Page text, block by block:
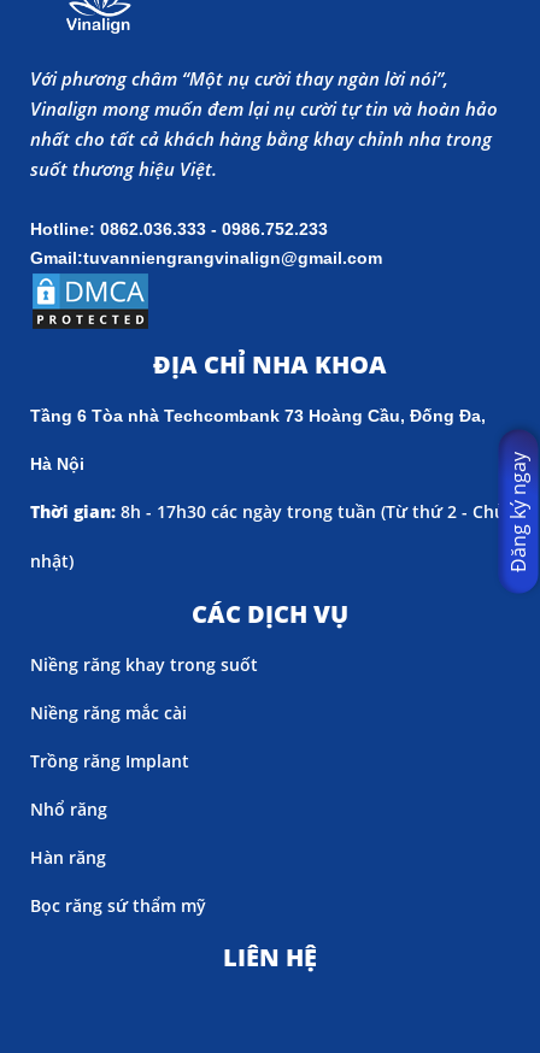
Với phương châm “Một nụ cười thay ngàn lời nói”,
Vinalign mong muốn đem lại nụ cười tự tin và hoàn hảo
nhất cho tất cả khách hàng bằng khay chỉnh nha trong
suốt thương hiệu Việt.
Hotline: 0862.036.333 - 0986.752.233
Gmail:tuvanniengrangvinalign@gmail.com
ĐỊA CHỈ NHA KHOA
Tầng 6 Tòa nhà Techcombank 73 Hoàng Cầu, Đống Đa,
Hà Nội
Thời gian: 8h - 17h30 các ngày trong tuần (Từ thứ 2 - Chủ
nhật)
CÁC DỊCH VỤ
Niềng răng khay trong suốt
Niềng răng mắc cài
Trồng răng Implant
Nhổ răng
Hàn răng
Bọc răng sứ thẩm mỹ
LIÊN HỆ
Đăng ký ngay